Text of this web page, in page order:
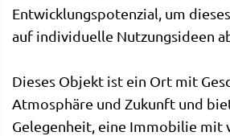
Entwicklungspotenzial, um
auf individuelle Nutzungsideen
Dieses Objekt ist ein Ort mit
Atmosphäre und Zukunft und
Gelegenheit, eine Immobilie mit